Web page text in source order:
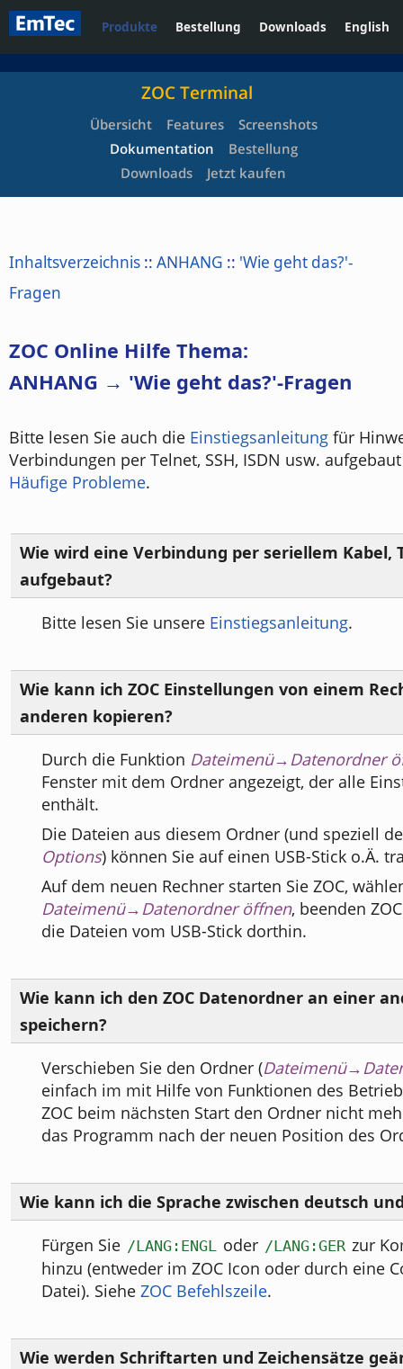
Produkte Bestellung Downloads English
ZOC Terminal
Übersicht Features
Screenshots
Dokumentation
Bestellung
Downloads
Jetzt kaufen
Inhaltsverzeichnis :: ANHANG :: 'Wie geht das?'-
Fragen
ZOC Online Hilfe Thema:
ANHANG → 'Wie geht das?'-Fragen
Bitte lesen Sie auch die Einstiegsanleitung für
Verbindungen per Telnet, SSH, ISDN usw.
Häufige Probleme.
Wie wird eine Verbindung per seriellem Kabel,
aufgebaut?
Bitte lesen Sie unsere Einstiegsanleitung.
Wie kann ich ZOC Einstellungen von einem
anderen kopieren?
Durch die Funktion Dateimenü→Datenordner
Fenster mit dem Ordner angezeigt, der alle
enthält.
Die Dateien aus diesem Ordner (und speziell
Options) können Sie auf einen USB-Stick o.Ä.
Auf dem neuen Rechner starten Sie ZOC,
Dateimenü→Datenordner öffnen, beenden
die Dateien vom USB-Stick dorthin.
Wie kann ich den ZOC Datenordner an einer
speichern?
Verschieben Sie den Ordner (
einfach im mit Hilfe von Funktionen des
ZOC beim nächsten Start den Ordner nicht
das Programm nach der neuen Position des
Wie kann ich die Sprache zwischen deutsch
Fürgen Sie /LANG:ENGL oder /LANG:GER zur
hinzu (entweder im ZOC Icon oder durch eine
Datei). Siehe ZOC Befehlszeile.
Wie werden Schriftarten und Zeichensätze